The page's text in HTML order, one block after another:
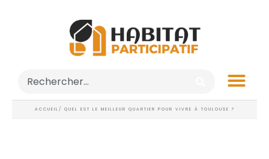
ACCUEIL / QUEL EST LE MEILLEUR QUARTIER POUR VIVRE À TOULOUSE ?